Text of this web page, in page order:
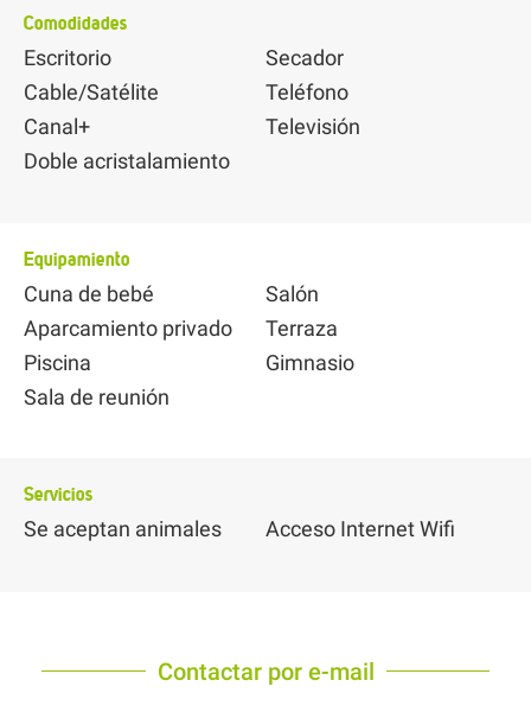
Comodidades
Escritorio
Cable/Satélite
Canal+
Doble acristalamiento
Secador
Teléfono
Televisión
Equipamiento
Cuna de bebé
Aparcamiento privado
Piscina
Sala de reunión
Salón
Terraza
Gimnasio
Servicios
Se aceptan animales Acceso Internet Wifi
Contactar por e-mail